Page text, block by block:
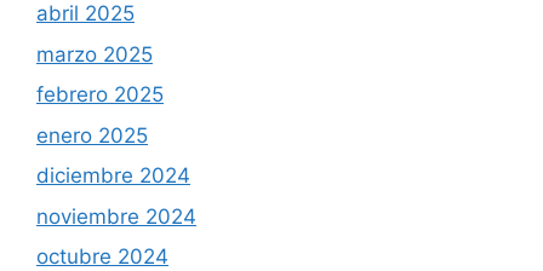
abril 2025
marzo 2025
febrero 2025
enero 2025
diciembre 2024
noviembre 2024
octubre 2024